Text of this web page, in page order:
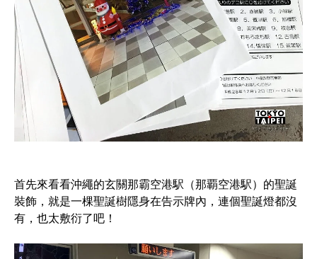
首先來看看沖繩的玄關那霸空港駅（那覇空港駅）的聖誕
裝飾，就是一棵聖誕樹隱身在告示牌內，連個聖誕燈都沒
有，也太敷衍了吧！